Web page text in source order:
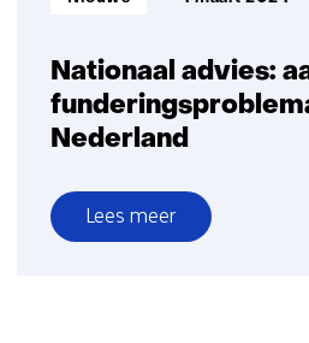
toekomstbestendig
maken
Nationaal advies:
Nederland
Lees meer
over